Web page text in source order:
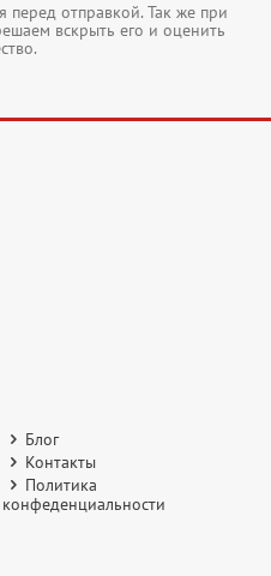
перед отправкой. Так же при
вскрыть его и оценить
Блог
Контакты
Политика
конфеденциальности